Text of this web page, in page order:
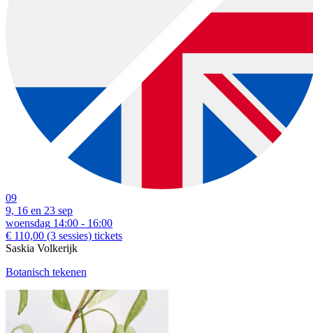
09
9, 16 en 23 sep
woensdag 14:00 - 16:00
€ 110,00 (3 sessies) tickets
Saskia Volkerijk
Botanisch tekenen